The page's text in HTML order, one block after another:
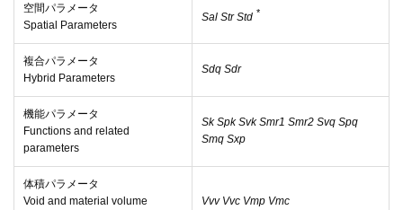
空間パラメータ
Spatial Parameters
Sal Str Std *
複合パラメータ
Hybrid Parameters
Sdq Sdr
機能パラメータ
Functions and related
parameters
Sk Spk Svk Smr1 Smr2 Svq Spq
Smq Sxp
体積パラメータ
Void and material volume
Vvv Vvc Vmp Vmc